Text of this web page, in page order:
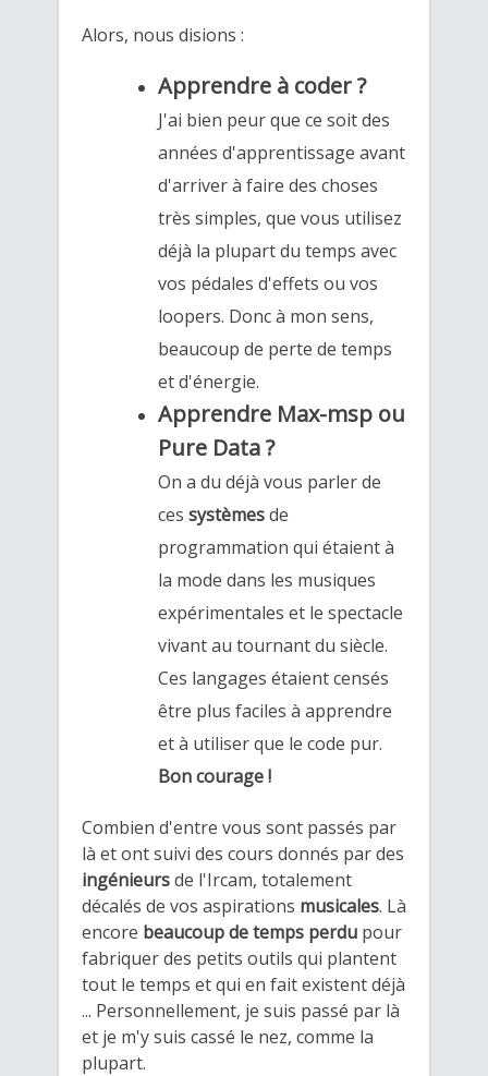
Alors, nous disions :
Apprendre à coder ?
J'ai bien peur que ce soit des
années d'apprentissage avant
d'arriver à faire des choses
très simples, que vous utilisez
déjà la plupart du temps avec
vos pédales d'effets ou vos
loopers. Donc à mon sens,
beaucoup de perte de temps
et d'énergie.
Apprendre Max-msp ou
Pure Data ?
On a du déjà vous parler de
cessystèmesde
programmation qui étaient à
la mode dans les musiques
expérimentales et le spectacle
vivant au tournant du siècle.
Ces langages étaient censés
être plus faciles à apprendre
et à utiliser que le code pur.
Bon courage !
Combien d'entre vous sont passés par
là et ont suivi des cours donnés par des
ingénieursde l'Ircam, totalement
décalés de vos aspirations musicales. Là
encore beaucoup de temps perdu pour
fabriquer des petits outils qui plantent
tout le temps et qui en fait existent déjà
... Personnellement, je suis passé par là
et je m'y suis cassé le nez, comme la
plupart.